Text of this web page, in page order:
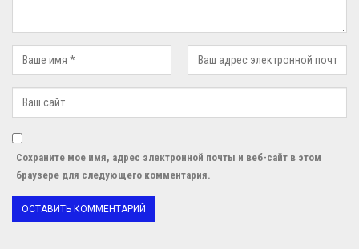
Сохраните мое имя, адрес электронной почты и веб-сайт в этом
браузере для следующего комментария.